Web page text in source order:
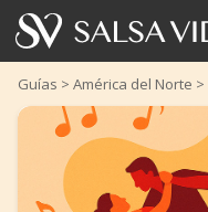
Inicio
Eventos
Noticias
Guías > América del Norte >